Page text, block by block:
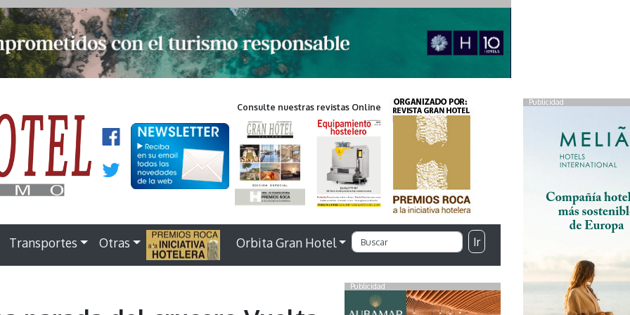
Publicidad
Consulte nuestras revistas Online
Transportes Otras . Orbita Gran Hotel Ir
Publicidad